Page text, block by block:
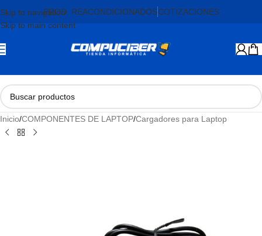
Skip to navigation
Skip to main content
PROD. REACONDICIONADOSCOTIZACIONES
Inicio/COMPONENTES DE LAPTOP/Cargadores para Laptop